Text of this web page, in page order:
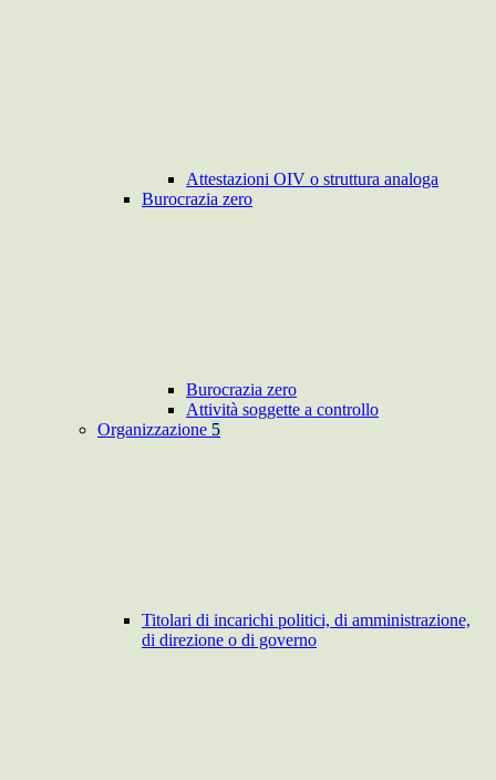
Attestazioni OIV o struttura analoga
Burocrazia zero
Burocrazia zero
Attività soggette a controllo
Organizzazione 5
Titolari di incarichi politici, di amministrazione,
di direzione o di governo